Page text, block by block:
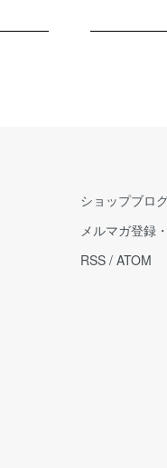
ショップブロ
メルマガ登録
RSS / ATOM